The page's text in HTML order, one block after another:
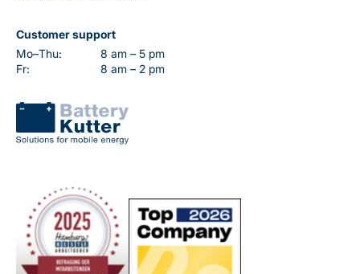
Customer support
Mo–Thu:
8 am – 5 pm
Fr:
8 am – 2 pm